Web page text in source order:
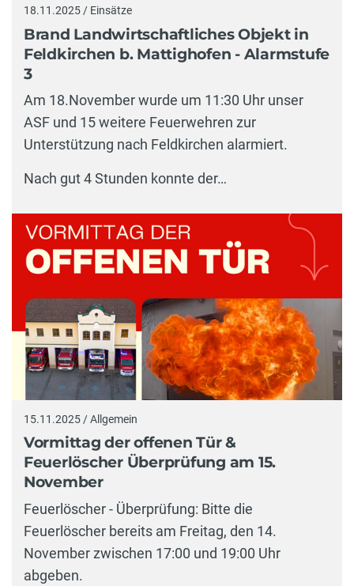
18.11.2025 / Einsätze
Brand Landwirtschaftliches Objekt in
Feldkirchen b. Mattighofen - Alarmstufe
3
Am 18.November wurde um 11:30 Uhr unser
ASF und 15 weitere Feuerwehren zur
Unterstützung nach Feldkirchen alarmiert.
Nach gut 4 Stunden konnte der…
15.11.2025 / Allgemein
Vormittag der offenen Tür &
Feuerlöscher Überprüfung am 15.
November
Feuerlöscher - Überprüfung: Bitte die
Feuerlöscher bereits am Freitag, den 14.
November zwischen 17:00 und 19:00 Uhr
abgeben.